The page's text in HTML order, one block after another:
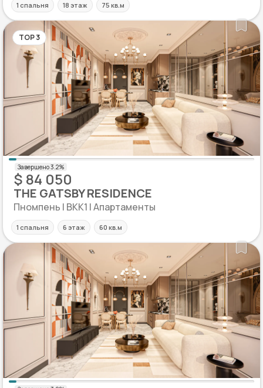
1 спальня 18 этаж 75 кв.м
TOP 3
$ 84 050
THE GATSBY RESIDENCE
Пномпень | BKK1 | Апартаменты
1 спальня 6 этаж 60 кв.м